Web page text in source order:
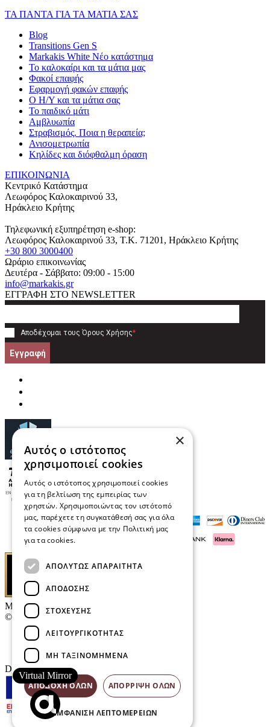
ΤΑ ΠΑΝΤΑ ΓΙΑ ΤΑ ΜΑΤΙΑ ΣΑΣ
Blog
Transitions Gen S
Markakis White Νέο κατάστημα
Το καλοκαίρι και τα μάτια μας
Φακοί επαφής
Εφαρμογή φακών επαφής
Ο Η/Υ και τα μάτια σας
Το παιδικό μάτι
Αμβλυωπία
Στραβισμός. Ποια η θεραπεία;
Ανισομετρωπία
Κηλίδες και διόφθαλμη όραση
ΕΠΙΚΟΙΝΩΝΙΑ
Κεντρικό Κατάστημα
Λεωφόρος Καλοκαιρινού 33,
Ηράκλειο Κρήτης
Τηλεφωνική εξυπηρέτηση e-shop:
Λεωφόρος Καλοκαιρινού 33, T.K. 71201 , Ηράκλειο Κρήτης
+30 800 3000400
Ωράριο επικοινωνίας
Δευτέρα - Σάββατο: 09:00 - 15:00
info@markakis.gr
ΕΓΓΡΑΦΗ ΣΤΟ NEWSLETTER
Αποδέχομαι τους Όρους Χρήσης*
Εγγραφή
Μαρκάκης Οπτικά
© 2026
Επικοινωνία
E-Volution Awards
Designed & developed by
Virtual Mirror
×
Αυτός ο ιστότοπος
χρησιμοποιεί cookies
Αυτός ο ιστότοπος χρησιμοποιεί cookies
για τη βελτίωση της εμπειρίας των
χρηστών. Χρησιμοποιώντας τον ιστότοπό
μας, παρέχετε τη συγκατάθεσή σας για όλα
τα cookies σύμφωνα με την Πολιτική μας
για τα cookies.
ΑΠΟΛΎΤΩΣ ΑΠΑΡΑΊΤΗΤΑ
ΑΠΌΔΟΣΗΣ
ΣΤΌΧΕΥΣΗΣ
ΛΕΙΤΟΥΡΓΙΚΌΤΗΤΑΣ
ΜΗ ΤΑΞΙΝΟΜΗΜΈΝΑ
ΑΠΟΔΟΧΉ ΌΛΩΝ ΑΠΌΡΡΙΨΗ ΌΛΩΝ
ΕΜΦΆΝΙΣΗ ΛΕΠΤΟΜΕΡΕΙΏΝ